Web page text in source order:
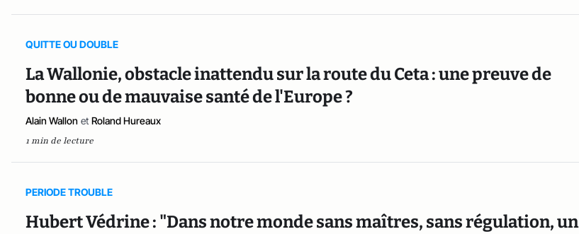
QUITTE OU DOUBLE
La Wallonie, obstacle inattendu sur la route du Ceta : une preuve de
bonne ou de mauvaise santé de l'Europe ?
Alain Wallon et Roland Hureaux
1 min de lecture
PERIODE TROUBLE
Hubert Védrine : "Dans notre monde sans maîtres, sans régulation, un